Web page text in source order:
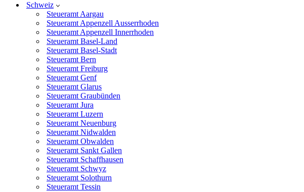
Schweiz
Steueramt Aargau
Steueramt Appenzell Ausserrhoden
Steueramt Appenzell Innerrhoden
Steueramt Basel-Land
Steueramt Basel-Stadt
Steueramt Bern
Steueramt Freiburg
Steueramt Genf
Steueramt Glarus
Steueramt Graubünden
Steueramt Jura
Steueramt Luzern
Steueramt Neuenburg
Steueramt Nidwalden
Steueramt Obwalden
Steueramt Sankt Gallen
Steueramt Schaffhausen
Steueramt Schwyz
Steueramt Solothurn
Steueramt Tessin